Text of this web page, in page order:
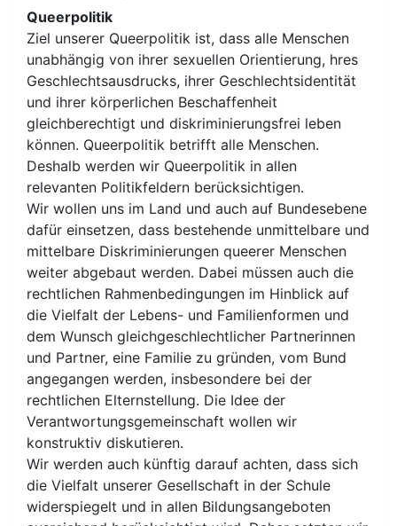
Queerpolitik
Ziel unserer Queerpolitik ist, dass alle Menschen
unabhängig von ihrer sexuellen Orientierung, hres
Geschlechtsausdrucks, ihrer Geschlechtsidentität
und ihrer körperlichen Beschaffenheit
gleichberechtigt und diskriminierungsfrei leben
können. Queerpolitik betrifft alle Menschen.
Deshalb werden wir Queerpolitik in allen
relevanten Politikfeldern berücksichtigen.
Wir wollen uns im Land und auch auf Bundesebene
dafür einsetzen, dass bestehende unmittelbare und
mittelbare Diskriminierungen queerer Menschen
weiter abgebaut werden. Dabei müssen auch die
rechtlichen Rahmenbedingungen im Hinblick auf
die Vielfalt der Lebens- und Familienformen und
dem Wunsch gleichgeschlechtlicher Partnerinnen
und Partner, eine Familie zu gründen, vom Bund
angegangen werden, insbesondere bei der
rechtlichen Elternstellung. Die Idee der
Verantwortungsgemeinschaft wollen wir
konstruktiv diskutieren.
Wir werden auch künftig darauf achten, dass sich
die Vielfalt unserer Gesellschaft in der Schule
widerspiegelt und in allen Bildungsangeboten